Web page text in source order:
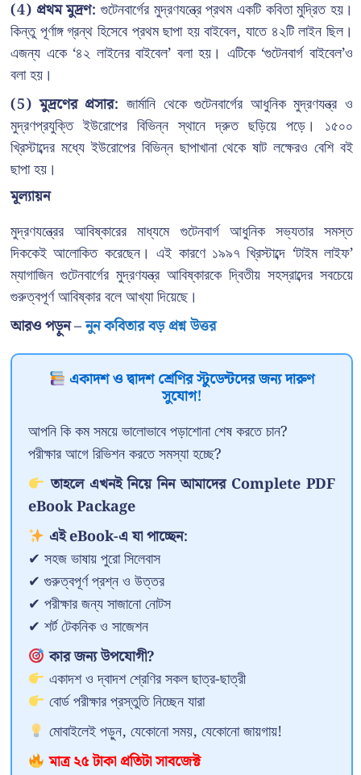
(4) প্রথম মুদ্রণ: গুটেনবার্গের মুদ্রণযন্ত্রে প্রথম একটি কবিতা মুদ্রিত হয়।
কিন্তু পূর্ণাঙ্গ গ্রন্থ হিসেবে প্রথম ছাপা হয় বাইবেল, যাতে ৪২টি লাইন ছিল।
এজন্য একে ‘৪২ লাইনের বাইবেল’ বলা হয়। এটিকে ‘গুটেনবার্গ বাইবেল’ও
বলা হয়।
(5) মুদ্রণের প্রসার: জার্মানি থেকে গুটেনবার্গের আধুনিক মুদ্রণযন্ত্র ও
মুদ্রণপ্রযুক্তি ইউরোপের বিভিন্ন স্থানে দ্রুত ছড়িয়ে পড়ে। ১৫০০
খ্রিস্টাব্দের মধ্যে ইউরোপের বিভিন্ন ছাপাখানা থেকে ষাট লক্ষেরও বেশি বই
ছাপা হয়।
মূল্যায়ন
মুদ্রণযন্ত্রের আবিষ্কারের মাধ্যমে গুটেনবার্গ আধুনিক সভ্যতার সমস্ত
দিককেই আলোকিত করেছেন। এই কারণে ১৯৯৭ খ্রিস্টাব্দে ‘টাইম লাইফ’
ম্যাগাজিন গুটেনবার্গের মুদ্রণযন্ত্র আবিষ্কারকে দ্বিতীয় সহস্রাব্দের সবচেয়ে
গুরুত্বপূর্ণ আবিষ্কার বলে আখ্যা দিয়েছে।
আরও পড়ুন –নুন কবিতার বড় প্রশ্ন উত্তর
একাদশ ও দ্বাদশ শ্রেণির স্টুডেন্টদের জন্য দারুণ
সুযোগ!
আপনি কি কম সময়ে ভালোভাবে পড়াশোনা শেষ করতে চান?
পরীক্ষার আগে রিভিশন করতে সমস্যা হচ্ছে?
তাহলে এখনই নিয়ে নিন আমাদের Complete PDF
eBook Package
এই eBook-এ যা পাচ্ছেন:
✔ সহজ ভাষায় পুরো সিলেবাস
✔ গুরুত্বপূর্ণ প্রশ্ন ও উত্তর
✔ পরীক্ষার জন্য সাজানো নোটস
✔ শর্ট টেকনিক ও সাজেশন
কার জন্য উপযোগী?
একাদশ ও দ্বাদশ শ্রেণির সকল ছাত্র-ছাত্রী
বোর্ড পরীক্ষার প্রস্তুতি নিচ্ছেন যারা
মোবাইলেই পড়ুন, যেকোনো সময়, যেকোনো জায়গায়!
মাত্র ২৫ টাকা প্রতিটা সাবজেক্ট